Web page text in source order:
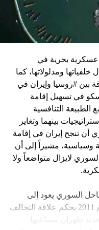
على بقاء القوات
من إعادة
السياسي الفلسطيني
وأي حديث من هذا
يعرض المجتمع
الذي قدمه جو بايدن
يوليو.
مصلحة لفلسطين
عسكرية بحرية في
ومدلولاتها، كما
بين #روسيا وإيران في
في تسهيل إقامة
الطبيعة التنافسية
بينهما وتغاير
أن تنجح إيران في إقامة
وسياسية، مشيراً إلى أن
لايزال متواضعاً ولا
السوري يعود إلى
سنوات غابرة سبقت اندلاع الأزمة عام 2011 بحكم علاقة التحالف